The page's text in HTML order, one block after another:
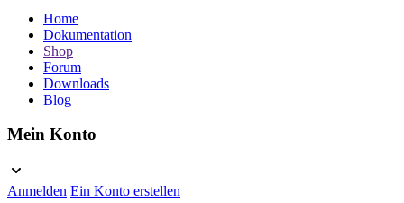
Home
Dokumentation
Shop
Forum
Downloads
Blog
Mein Konto
Anmelden Ein Konto erstellen